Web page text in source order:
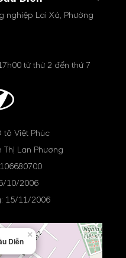
nghiệp Lai Xá, Phường
từ thứ 2 đến thứ 7
tô Việt Phúc
Thị Lan Phương
10/2006
15/11/2006
Diễn
×